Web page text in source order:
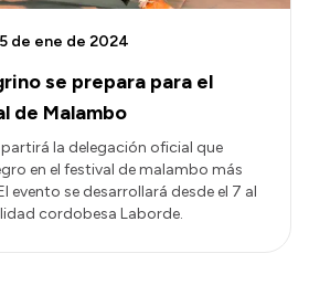
se prepara para el
de Malambo
5 de ene de 2024
la delegación oficial que
en el festival de malambo más
evento se desarrollará desde el 7 al
cordobesa Laborde.